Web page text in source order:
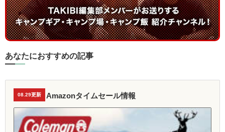
あなたにおすすめの記事
08.29更新 Amazonタイムセール情報